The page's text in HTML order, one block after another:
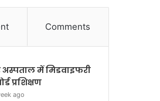
Comments
में मिडवाइफरी
प्रशिक्षण
ago